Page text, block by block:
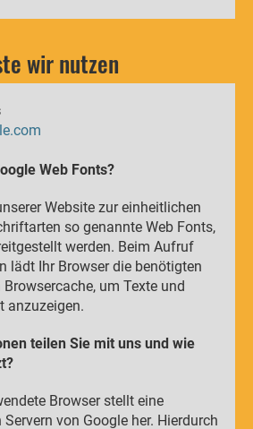
wir nutzen
Web Fonts?
Website zur einheitlichen
so genannte Web Fonts,
werden. Beim Aufruf
lädt Ihr Browser die benötigten
um Texte und
anzuzeigen.
teilen Sie mit uns und wie
Browser stellt eine
von Google her. Hierdurch